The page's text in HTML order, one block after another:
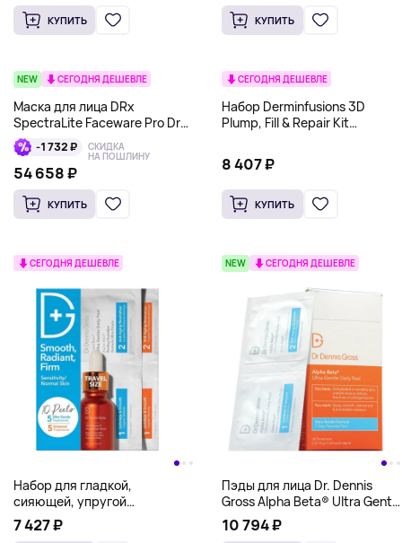
КУПИТЬ КУПИТЬ
NEW СЕГОДНЯ ДЕШЕВЛЕ
Маска для лица DRx
SpectraLite Faceware Pro Dr
Dennis Gross, розовый
-1 732 ₽ СКИДКА
НА ПОШЛИНУ
54 658 ₽
КУПИТЬ
СЕГОДНЯ ДЕШЕВЛЕ
Набор Derminfusions 3D
Plump, Fill & Repair Kit
Gross
8 407 ₽
КУПИТЬ
СЕГОДНЯ ДЕШЕВЛЕ
Набор для гладкой,
сияющей, упругой
чувствительной/нормальной
кожи DR DENNIS GROSS
7 427 ₽
NEW СЕГОДНЯ ДЕШЕВЛЕ
Пэды для лица Dr. Dennis
Gross Alpha Beta® Ultra Gentle
Daily Peel, 30 штук
10 794 ₽